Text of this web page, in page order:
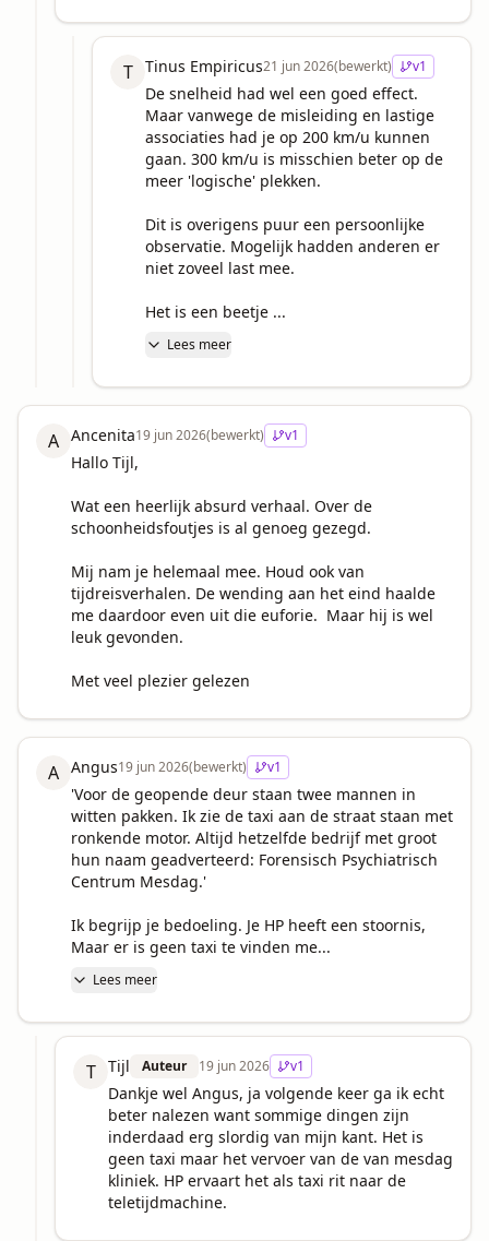
T Tinus Empiricus21 jun 2026(bewerkt) v1
De snelheid had wel een goed effect.
Maar vanwege de misleiding en lastige
associaties had je op 200 km/u kunnen
gaan. 300 km/u is misschien beter op de
meer 'logische' plekken.
Dit is overigens puur een persoonlijke
observatie. Mogelijk hadden anderen er
niet zoveel last mee.
Het is een beetje ...
Lees meer
A Ancenita19 jun 2026(bewerkt) v1
Hallo Tijl,
Wat een heerlijk absurd verhaal. Over de
schoonheidsfoutjes is al genoeg gezegd.
Mij nam je helemaal mee. Houd ook van
tijdreisverhalen. De wending aan het eind haalde
me daardoor even uit die euforie.  Maar hij is wel
leuk gevonden.
Met veel plezier gelezen
A Angus19 jun 2026(bewerkt) v1
'Voor de geopende deur staan twee mannen in
witten pakken. Ik zie de taxi aan de straat staan met
ronkende motor. Altijd hetzelfde bedrijf met groot
hun naam geadverteerd: Forensisch Psychiatrisch
Centrum Mesdag.'
Ik begrijp je bedoeling. Je HP heeft een stoornis,
Maar er is geen taxi te vinden me...
Lees meer
T Tijl Auteur 19 jun 2026 v1
Dankje wel Angus, ja volgende keer ga ik echt
beter nalezen want sommige dingen zijn
inderdaad erg slordig van mijn kant. Het is
geen taxi maar het vervoer van de van mesdag
kliniek. HP ervaart het als taxi rit naar de
teletijdmachine.